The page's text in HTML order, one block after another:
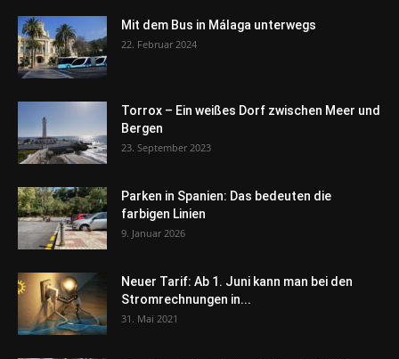
Mit dem Bus in Málaga unterwegs
22. Februar 2024
Torrox – Ein weißes Dorf zwischen Meer und
Bergen
23. September 2023
Parken in Spanien: Das bedeuten die
farbigen Linien
9. Januar 2026
Neuer Tarif: Ab 1. Juni kann man bei den
Stromrechnungen in...
31. Mai 2021